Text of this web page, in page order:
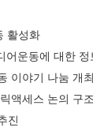
활성화
디어운동에 대한
이야기 나눔 개최
액세스 논의 구
진